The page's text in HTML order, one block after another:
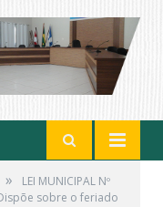
»
LEI MUNICIPAL Nº
sobre o feriado